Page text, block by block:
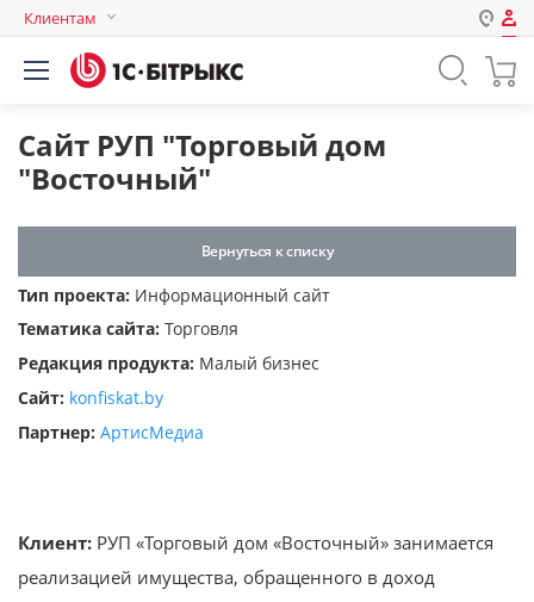
Клиентам
Беларусь
Авторизация
Пароль
компьютере
Сайт РУП "Торговый дом
"Восточный"
Вернуться к списку
Тип проекта: Информационный сайт
Тематика сайта: Торговля
Редакция продукта: Малый бизнес
Сайт: konfiskat.by
Партнер: АртисМедиа
Клиент: РУП «Торговый дом «Восточный» занимается
реализацией имущества, обращенного в доход